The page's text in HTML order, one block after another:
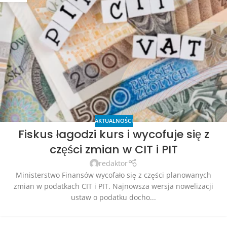
AKTUALNOŚCI
Fiskus łagodzi kurs i wycofuje się z
części zmian w CIT i PIT
redaktor
Ministerstwo Finansów wycofało się z części planowanych
zmian w podatkach CIT i PIT. Najnowsza wersja nowelizacji
ustaw o podatku docho...